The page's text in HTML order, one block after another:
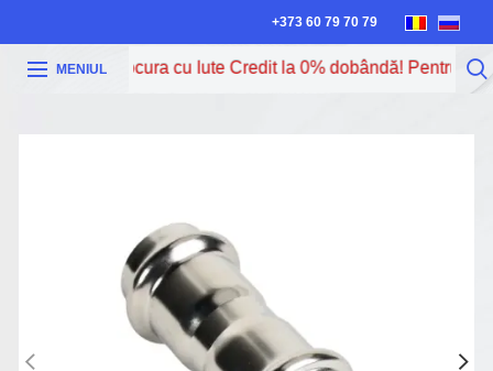
+373 60 79 70 79
MENIUL
Acum poți procura cu Iute Credit la 0% dobândă! Pentru mai